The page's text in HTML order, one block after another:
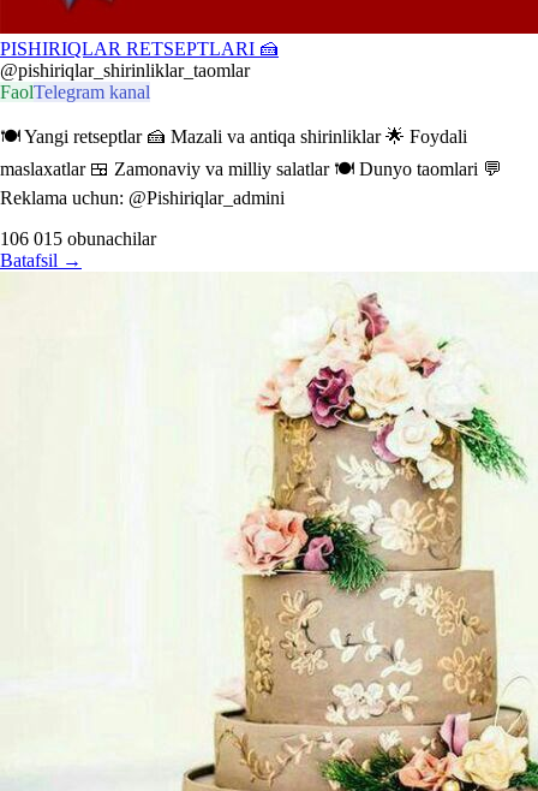
PISHIRIQLAR RETSEPTLARI 🍰
@pishiriqlar_shirinliklar_taomlar
FaolTelegram kanal
🍽️ Yangi retseptlar 🍰 Mazali va antiqa shirinliklar 🌟 Foydali
maslaxatlar 🍱 Zamonaviy va milliy salatlar 🍽️ Dunyo taomlari 💬
Reklama uchun: @Pishiriqlar_admini
106 015 obunachilar
Batafsil →